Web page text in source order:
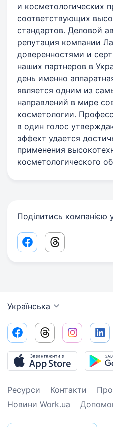
и косметологических
соответствующих
стандартов. Деловой
репутация компании
доверенностями и
наших партнеров в
день именно
является одним из
направлений в мире
косметологии.
в один голос
эффект удается
применения
косметологического
Поділитись компанією
Facebook share link
Threads share
Українська
Ресурси Контакти
Новини Work.ua